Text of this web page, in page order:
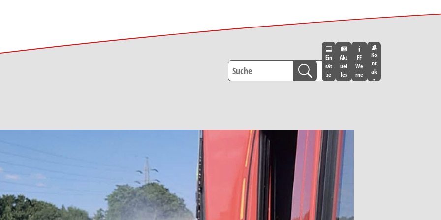
Ein
sät
ze
Akt
uel
les
FF
We
rne
Ko
nt
ak
t